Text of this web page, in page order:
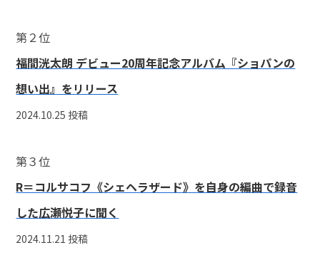
第２位
福間洸太朗 デビュー20周年記念アルバム『ショパンの
想い出』をリリース
2024.10.25 投稿
第３位
R＝コルサコフ《シェヘラザード》を自身の編曲で録音
した広瀬悦子に聞く
2024.11.21 投稿